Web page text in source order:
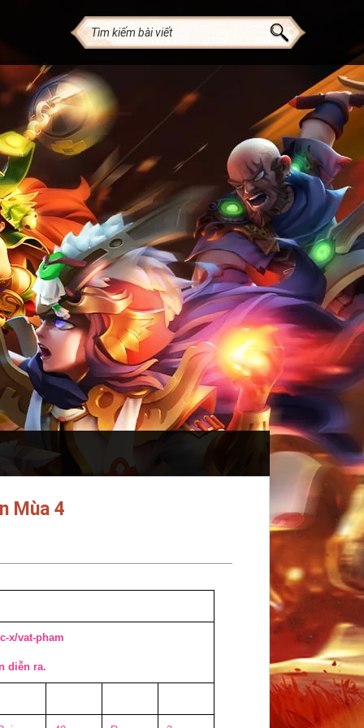
Mùa 4
x/vat-pham
diễn ra.